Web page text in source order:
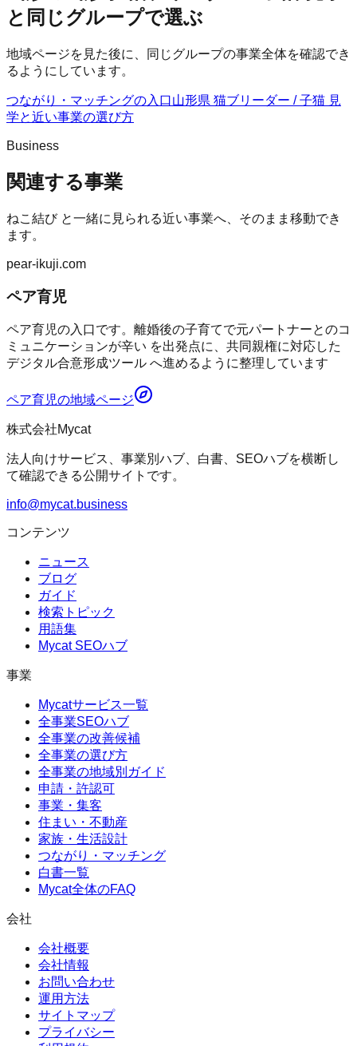
と同じグループで選ぶ
地域ページを見た後に、同じグループの事業全体を確認でき
るようにしています。
つながり・マッチングの入口山形県 猫ブリーダー / 子猫 見
学と近い事業の選び方
Business
関連する事業
ねこ結びと一緒に見られる近い事業へ、そのまま移動でき
ます。
pear-ikuji.com
ペア育児
ペア育児の入口です。離婚後の子育てで元パートナーとのコ
ミュニケーションが辛い を出発点に、共同親権に対応した
デジタル合意形成ツール へ進めるように整理しています
ペア育児の地域ページ
株式会社Mycat
法人向けサービス、事業別ハブ、白書、SEOハブを横断し
て確認できる公開サイトです。
info@mycat.business
コンテンツ
ニュース
ブログ
ガイド
検索トピック
用語集
Mycat SEOハブ
事業
Mycatサービス一覧
全事業SEOハブ
全事業の改善候補
全事業の選び方
全事業の地域別ガイド
申請・許認可
事業・集客
住まい・不動産
家族・生活設計
つながり・マッチング
白書一覧
Mycat全体のFAQ
会社
会社概要
会社情報
お問い合わせ
運用方法
サイトマップ
プライバシー